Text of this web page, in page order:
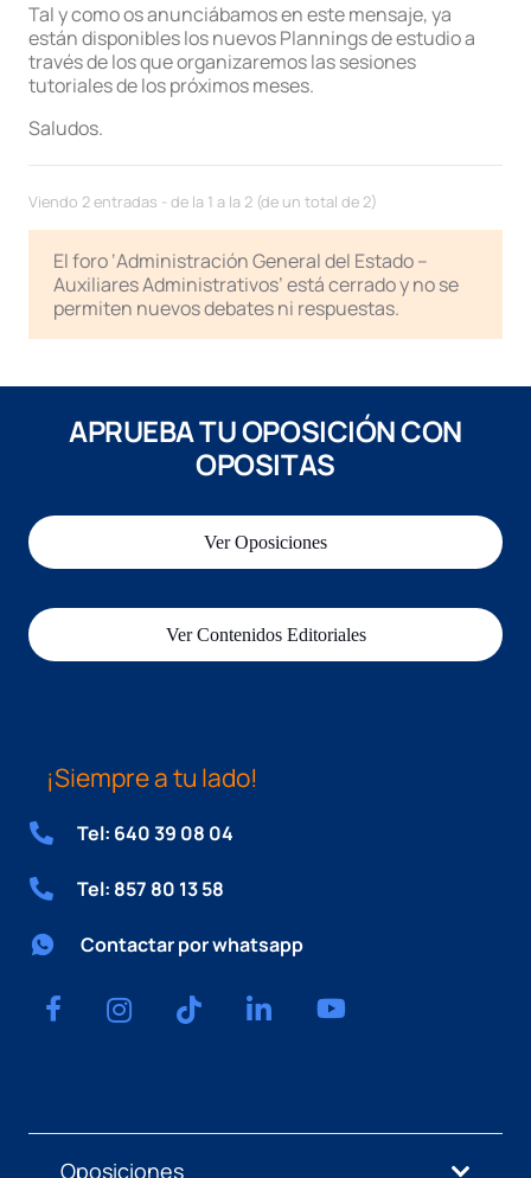
Tal y como os anunciábamos en este mensaje, ya
están disponibles los nuevos Plannings de estudio a
través de los que organizaremos las sesiones
tutoriales de los próximos meses.
Saludos.
Viendo 2 entradas - de la 1 a la 2 (de un total de 2)
El foro ‘Administración General del Estado –
Auxiliares Administrativos’ está cerrado y no se
permiten nuevos debates ni respuestas.
APRUEBA TU OPOSICIÓN CON
OPOSITAS
Ver Oposiciones
Ver Contenidos Editoriales
¡Siempre a tu lado!
Tel: 640 39 08 04
Tel: 857 80 13 58
Contactar por whatsapp
Oposiciones